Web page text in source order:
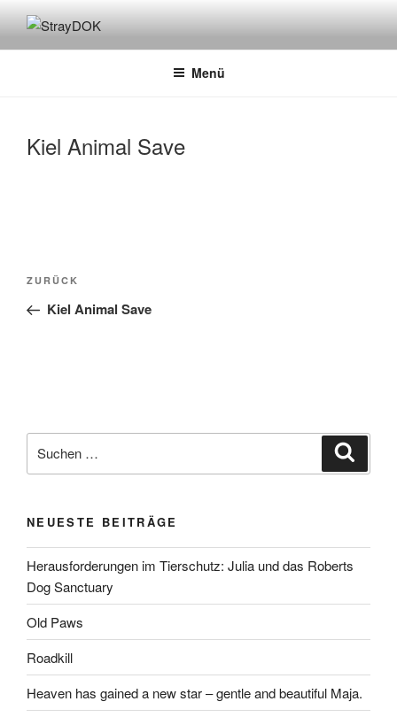
Inhalt
springenSTRAYDOK
Menü
Kiel Animal Save
Beitragsnavigation
Vorheriger
Beitrag
ZURÜCK
Kiel Animal Save
nach:
NEUESTE BEITRÄGE
Herausforderungen im Tierschutz: Julia und das Roberts
Dog Sanctuary
Old Paws
Roadkill
Heaven has gained a new star – gentle and beautiful Maja.